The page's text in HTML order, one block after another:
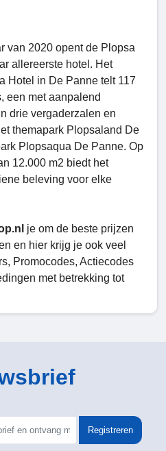
van 2020 opent de Plopsa
allereerste hotel. Het
Hotel in De Panne telt 117
een met aanpalend
drie vergaderzalen en
themapark Plopsaland De
Plopsaqua De Panne. Op
12.000 m2 biedt het
beleving voor elke
je om de beste prijzen
en hier krijg je ook veel
Promocodes, Actiecodes
met betrekking tot
Registreren